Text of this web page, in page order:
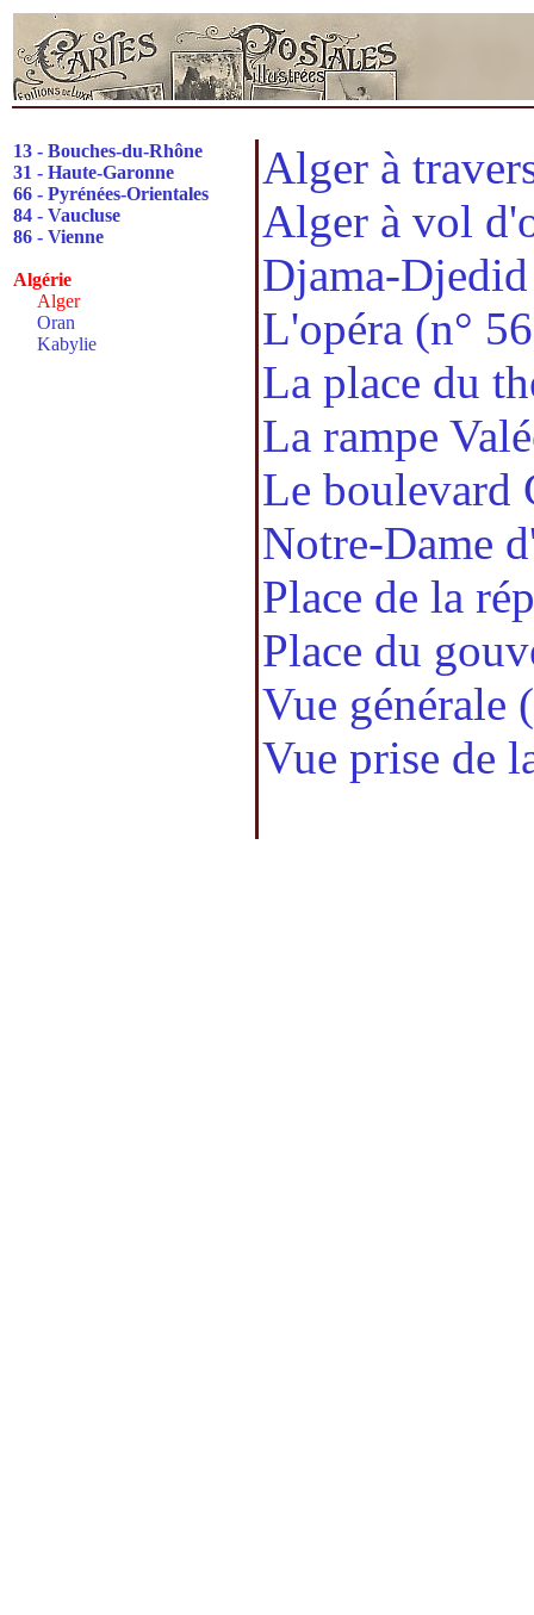
13 - Bouches-du-Rhône
31 - Haute-Garonne
66 - Pyrénées-Orientales
84 - Vaucluse
86 - Vienne
Algérie
Alger
Oran
Kabylie
Alger à
Alger à vol
Djama-
L'opéra (n°
La place du
La rampe
Le boulevard
Notre-Dame
Place de la
Place du
Vue générale
Vue prise de